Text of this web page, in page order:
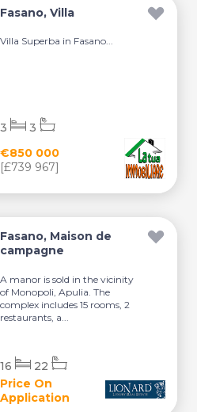
Fasano, Villa
Villa Superba in Fasano...
€850 000
[£739 967]
3 3
Fasano, Maison de
campagne
A manor is sold in the vicinity
of Monopoli, Apulia. The
complex includes 15 rooms, 2
restaurants, a...
Price On
Application
16 22